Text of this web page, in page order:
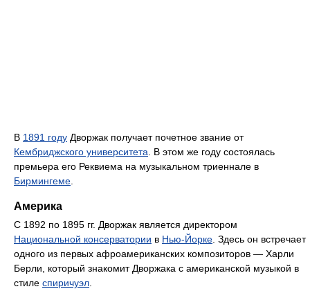
В 1891 году Дворжак получает почетное звание от
Кембриджского университета . В этом же году состоялась
премьера его Реквиема на музыкальном триеннале в
Бирмингеме
Америка
С 1892 по 1895 гг. Дворжак является директором
Национальной консерватории в Нью-Йорке . Здесь он встречает
одного из первых афроамериканских композиторов — Харли
Берли, который знакомит Дворжака с американской музыкой в
стиле спиричуэл